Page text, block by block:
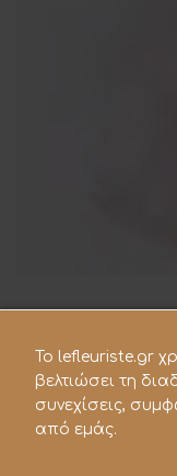
To lefleuriste.gr
βελτιώσει τη
συνεχίσεις,
από εμάς.